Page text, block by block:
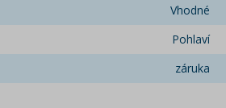
Vhodné
Pohlaví
záruka